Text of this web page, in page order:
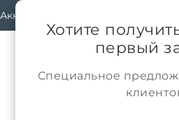
Аккаунт
Хотите
первый
Специальное